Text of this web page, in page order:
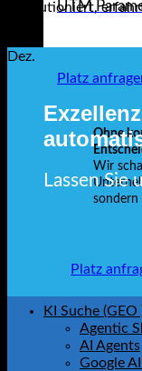
UTM
Platz
Ohne
Wir
sondern
KI Suche (GEO
Agentic
AI Agents
Google
revolutioniert,
Dez.
Lassen Sie
Platz